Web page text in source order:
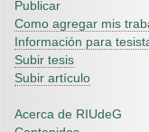
Publicar
Como agregar mis
Información para
Subir tesis
Subir artículo
Acerca de RIUdeG